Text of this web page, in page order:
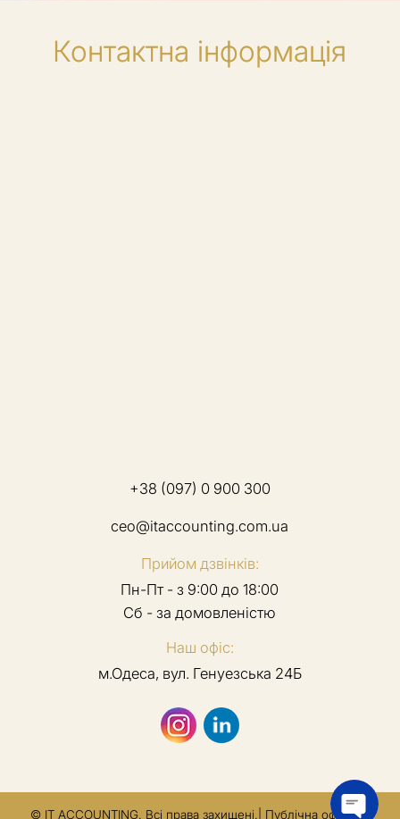
Контактна інформація
+38 (097) 0 900 300
ceo@itaccounting.com.ua
Прийом дзвінків:
Пн-Пт - з 9:00 до 18:00
Сб - за домовленістю
Наш офіс:
м.Одеса, вул. Генуезська 24Б
© IT ACCOUNTING. Всі права захищені.| Публічна оферта|